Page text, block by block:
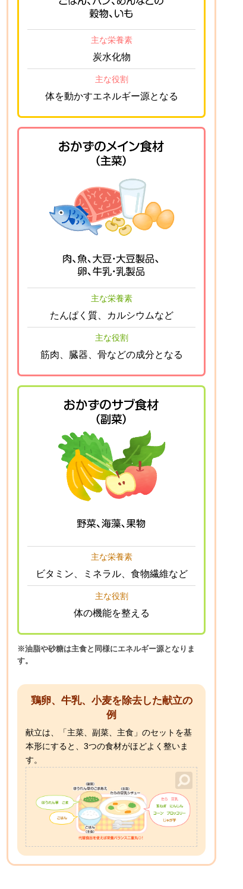
主な栄養素
炭水化物
主な役割
体を動かすエネルギー源となる
主な栄養素
たんぱく質、カルシウムなど
主な役割
筋肉、臓器、骨などの成分となる
主な栄養素
ビタミン、ミネラル、食物繊維など
主な役割
体の機能を整える
※油脂や砂糖は主食と同様にエネルギー源となりま
す。
鶏卵、牛乳、小麦を除去した献立の
例
献立は、「主菜、副菜、主食」のセットを基
本形にすると、3つの食材がほどよく整いま
す。